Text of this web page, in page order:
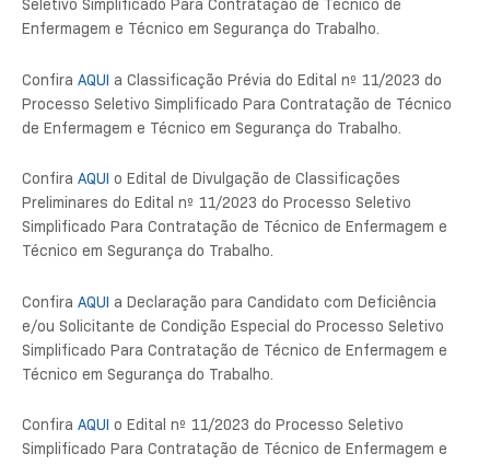
Seletivo Simplificado Para Contratação de Técnico de
Enfermagem e Técnico em Segurança do Trabalho.
Confira AQUI a Classificação Prévia do Edital nº 11/2023 do
Processo Seletivo Simplificado Para Contratação de Técnico
de Enfermagem e Técnico em Segurança do Trabalho.
Confira AQUI o Edital de Divulgação de Classificações
Preliminares do Edital nº 11/2023 do Processo Seletivo
Simplificado Para Contratação de Técnico de Enfermagem e
Técnico em Segurança do Trabalho.
Confira AQUI a Declaração para Candidato com Deficiência
e/ou Solicitante de Condição Especial do Processo Seletivo
Simplificado Para Contratação de Técnico de Enfermagem e
Técnico em Segurança do Trabalho.
Confira AQUI o Edital nº 11/2023 do Processo Seletivo
Simplificado Para Contratação de Técnico de Enfermagem e